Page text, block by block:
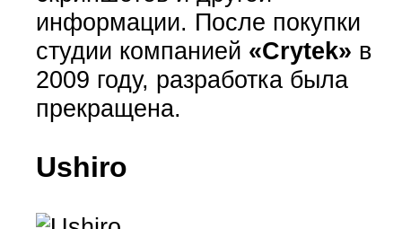
информации. После покупки
студии компанией «Crytek» в
2009 году, разработка была
прекращена.
Ushiro